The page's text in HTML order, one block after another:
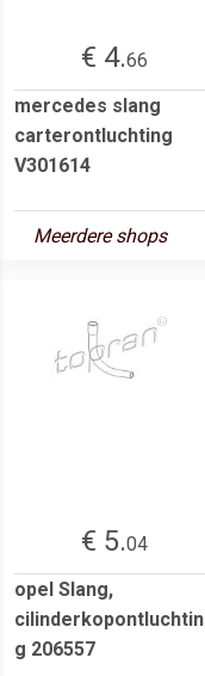
€ 4.66
mercedes slang
carterontluchting
V301614
Meerdere shops
€ 5.04
opel Slang,
cilinderkopontluchtin
g 206557